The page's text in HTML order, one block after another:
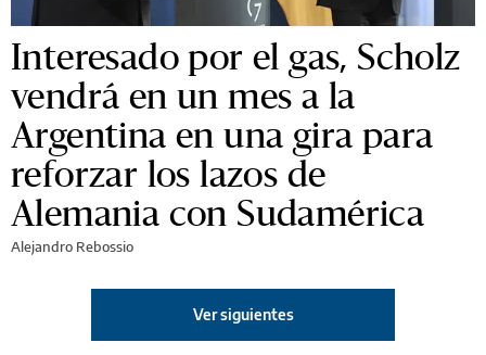
Interesado por el gas, Scholz
vendrá en un mes a la
Argentina en una gira para
reforzar los lazos de
Alemania con Sudamérica
Alejandro Rebossio
Ver siguientes